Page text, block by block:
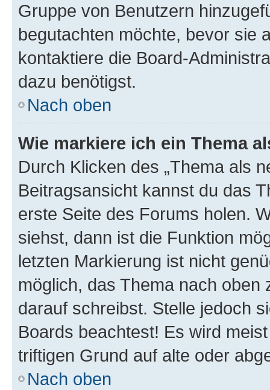
Gruppe von Benutzern
begutachten möchte, bevor sie
kontaktiere die Board-
dazu benötigst.
Nach oben
Wie markiere ich ein Thema
Durch Klicken des „Thema als
Beitragsansicht kannst du das
erste Seite des Forums holen.
siehst, dann ist die Funktion
letzten Markierung ist nicht
möglich, das Thema nach oben
darauf schreibst. Stelle jedoch
Boards beachtest! Es wird
triftigen Grund auf alte oder
Nach oben